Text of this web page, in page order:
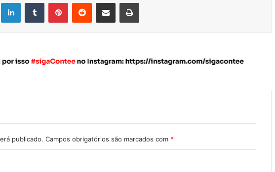
publicado. Campos obrigatórios são marcados com *